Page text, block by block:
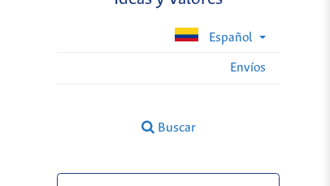
Español
Envíos
Buscar